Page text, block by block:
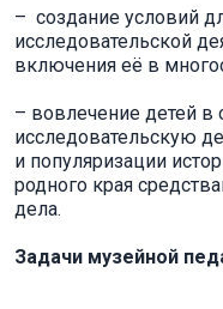
– создание условий
исследовательской
включения её в
– вовлечение детей в
исследовательскую
и популяризации
родного края
дела.
Задачи музейной